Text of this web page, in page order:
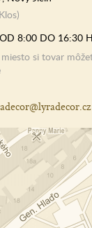
8:00 DO 16:30
si tovar